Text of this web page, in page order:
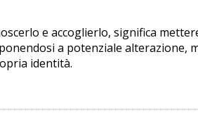
e accoglierlo, significa
a potenziale alterazione,
identità.